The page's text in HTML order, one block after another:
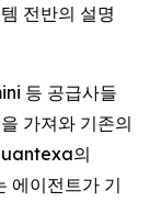
전반의 설명
등 공급사들
가져와 기존의
의
이전트가 기